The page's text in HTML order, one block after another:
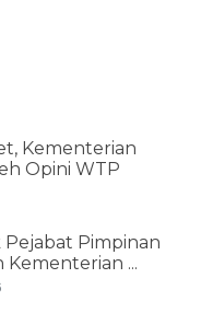
Kementerian
Opini WTP
Pejabat Pimpinan
...